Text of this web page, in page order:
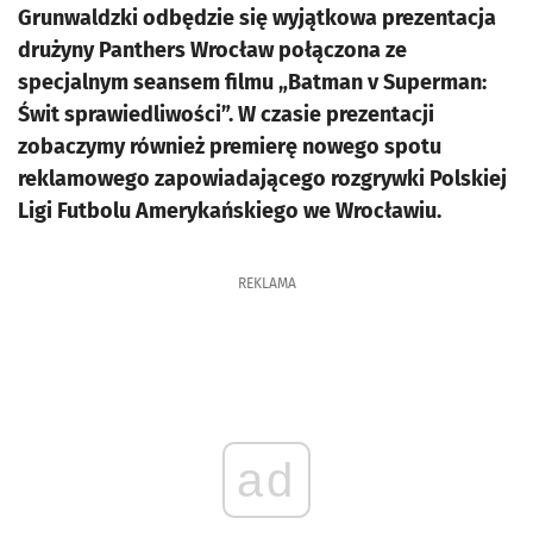
Grunwaldzki odbędzie się wyjątkowa prezentacja
drużyny Panthers Wrocław połączona ze
specjalnym seansem filmu „Batman v Superman:
Świt sprawiedliwości”. W czasie prezentacji
zobaczymy również premierę nowego spotu
reklamowego zapowiadającego rozgrywki Polskiej
Ligi Futbolu Amerykańskiego we Wrocławiu.
REKLAMA
ad